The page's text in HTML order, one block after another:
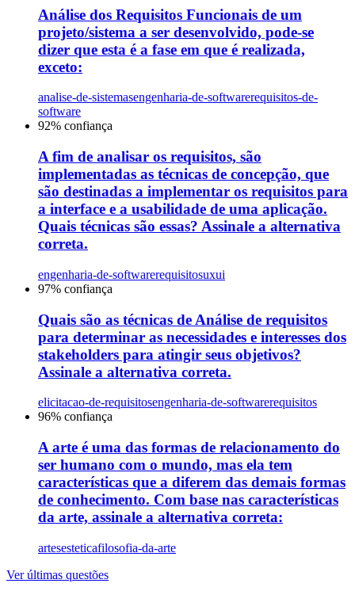
Análise dos Requisitos Funcionais de um
projeto/sistema a ser desenvolvido, pode-se
dizer que esta é a fase em que é realizada,
exceto:
analise-de-sistemasengenharia-de-softwarerequisitos-de-
software
92% confiança
A fim de analisar os requisitos, são
implementadas as técnicas de concepção, que
são destinadas a implementar os requisitos para
a interface e a usabilidade de uma aplicação.
Quais técnicas são essas? Assinale a alternativa
correta.
engenharia-de-softwarerequisitosuxui
97% confiança
Quais são as técnicas de Análise de requisitos
para determinar as necessidades e interesses dos
stakeholders para atingir seus objetivos?
Assinale a alternativa correta.
elicitacao-de-requisitosengenharia-de-softwarerequisitos
96% confiança
A arte é uma das formas de relacionamento do
ser humano com o mundo, mas ela tem
características que a diferem das demais formas
de conhecimento. Com base nas características
da arte, assinale a alternativa correta:
artesesteticafilosofia-da-arte
Ver últimas questões